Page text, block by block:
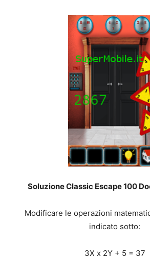
Soluzione Classic Escape 100
Modificare le operazioni
indicato sotto:
3X x 2Y + 5 = 37